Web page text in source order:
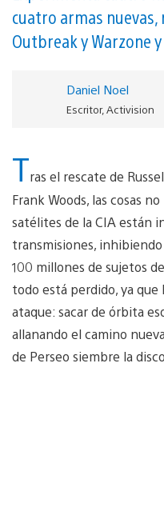
cuatro armas
Outbreak y Warzone
Daniel Noel
Escritor, Activision
Tras el rescate de
Frank Woods, las cosas
satélites de la CIA están
transmisiones,
100 millones de sujetos
todo está perdido, ya que
ataque: sacar de órbita
allanando el camino
de Perseo siembre la